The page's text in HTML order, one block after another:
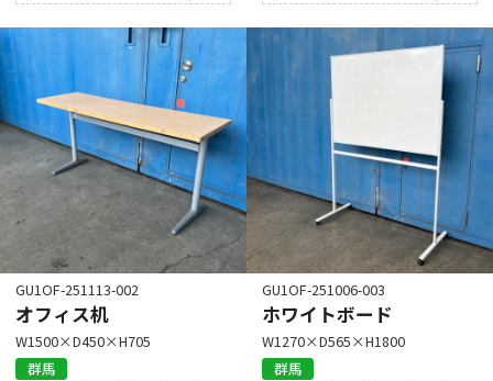
GU1OF-251113-002
オフィス机
W1500×D450×H705
群馬
GU1OF-251006-003
ホワイトボード
W1270×D565×H1800
群馬